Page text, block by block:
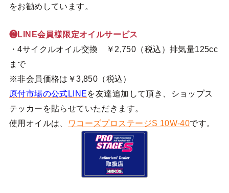
をお勧めしています。
❷LINE会員様限定オイルサービス
・4サイクルオイル交換 ￥2,750（税込）排気量125cc
まで
※非会員価格は￥3,850（税込）
原付市場の公式LINEを友達追加して頂き、ショップス
テッカーを貼らせていただきます。
使用オイルは、
ワコーズプロステージS 10W-40です。